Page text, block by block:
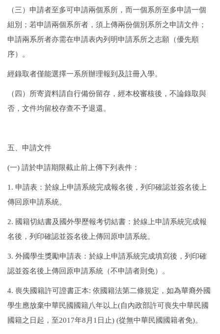
（三）申請者至多可申請兩個系所，而一個系所至多申請一個
組別；若申請兩個系所者，須上傳兩份個別系所之申請文件；
申請兩系所者亦需在申請表內列明申請系所之志願（優先順
序）。
經錄取者僅能選擇一系所辦理報到及註冊入學。
（四）所寄資料請自行備份留存，經本校審核後，不論錄取與
否，文件均留校存查不予退還。
五、申請文件
(一) 請於申請期限截止前上傳下列表件：
1. 申請表：於線上申請系統完成報名後，列印確認並簽名後上
傳回原申請系統。
2. 國籍切結書及國外學歷報考切結書：於線上申請系統完成報
名後，列印確認並簽名後上傳回原申請系統。
3. 外國學生獎勵申請表：於線上申請系統完成填寫後，列印確
認並簽名後上傳回原申請系統（不申請者則免）。
4. 喪失國籍許可證書正本: 依國籍法第二條規定，如為華裔外國
學生應放棄中華民國國籍八年以上(自內政部許可喪失中華民國
國籍之日起，至2017年8 月 1 日止) (從無中華民國國籍者免)。